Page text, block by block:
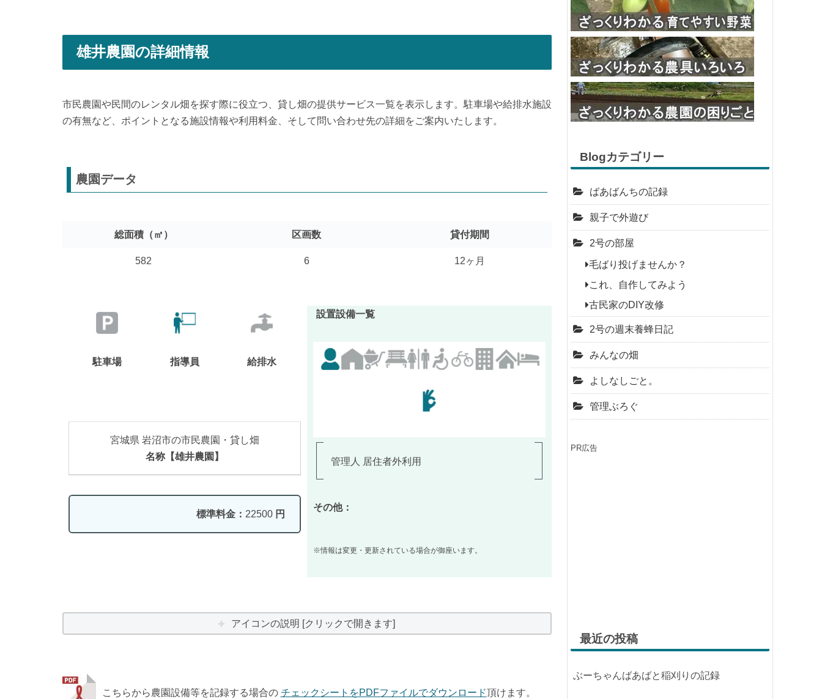
雄井農園の詳細情報
市民農園や民間のレンタル畑を探す際に役立つ、貸し畑の提供サービス一覧を表示します。駐車場や給排水施設
の有無など、ポイントとなる施設情報や利用料金、そして問い合わせ先の詳細をご案内いたします。
農園データ
総面積（㎡） 区画数 貸付期間
582 6 12ヶ月
駐車場 指導員 給排水
宮城県 岩沼市の市民農園・貸し畑
名称【雄井農園】
標準料金： 22500 円
設置設備一覧
管理人 居住者外利用
その他：
※情報は変更・更新されている場合が御座います。
アイコンの説明 [クリックで開きます]
こちらから農園設備等を記録する場合の チェックシートをPDFファイルでダウンロード頂けます。
Blogカテゴリー
ばあばんちの記録
親子で外遊び
2号の部屋
毛ばり投げませんか？
これ、自作してみよう
古民家のDIY改修
2号の週末養蜂日記
みんなの畑
よしなしごと。
管理ぶろぐ
PR広告
最近の投稿
ぶーちゃんばあばと稲刈りの記録